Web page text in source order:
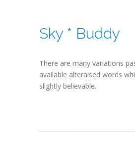
Sky * Buddy
There are many variations
available alteraised words
slightly believable.